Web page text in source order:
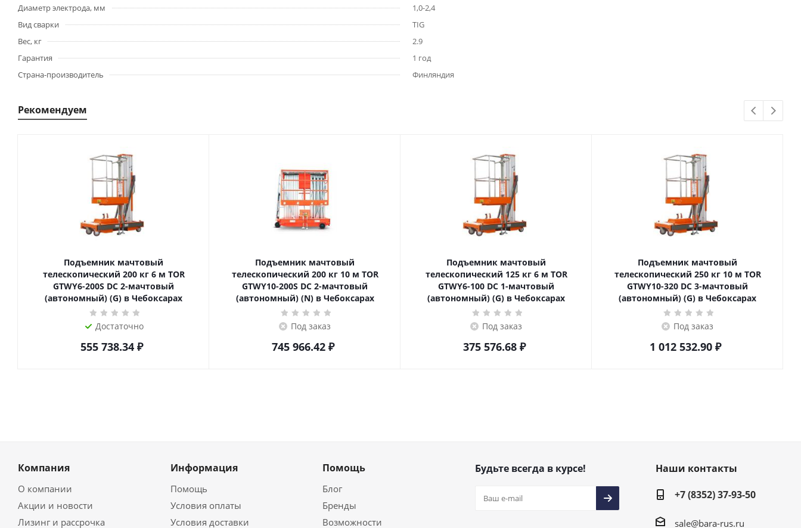
Диаметр электрода, мм
1,0-2,4
Вид сварки
TIG
Вес, кг
2.9
Гарантия
1 год
Страна-производитель
Финляндия
Рекомендуем
Подъемник мачтовый
телескопический 200 кг 6 м TOR
GTWY6-200S DC 2-мачтовый
(автономный) (G) в Чебоксарах
Достаточно
555 738.34₽
Подъемник мачтовый
телескопический 200 кг 10 м TOR
GTWY10-200S DC 2-мачтовый
(автономный) (N) в Чебоксарах
Под заказ
745 966.42₽
Подъемник мачтовый
телескопический 125 кг 6 м TOR
GTWY6-100 DC 1-мачтовый
(автономный) (G) в Чебоксарах
Под заказ
375 576.68₽
Подъемник мачтовый
телескопический 250 кг 10 м TOR
GTWY10-320 DC 3-мачтовый
(автономный) (G) в Чебоксарах
Под заказ
1 012 532.90 ₽
Компания
О компании
Акции и новости
Лизинг и рассрочка
Информация
Помощь
Условия оплаты
Условия доставки
Помощь
Блог
Бренды
Возможности
Будьте всегда в курсе!
Наши контакты
+7 (8352) 37-93-50
sale@bara-rus.ru